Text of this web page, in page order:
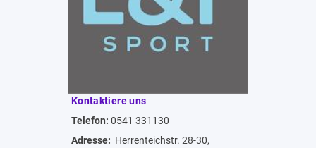
Kontaktiere uns
Telefon: 0541 331130
Adresse: Herrenteichstr. 28-30,